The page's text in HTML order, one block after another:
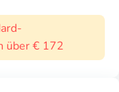
über € 172